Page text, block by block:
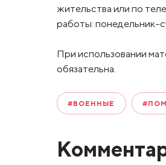
жительства или по
работы: понедельник-
При использовании
обязательна.
#ВОЕННЫЕ